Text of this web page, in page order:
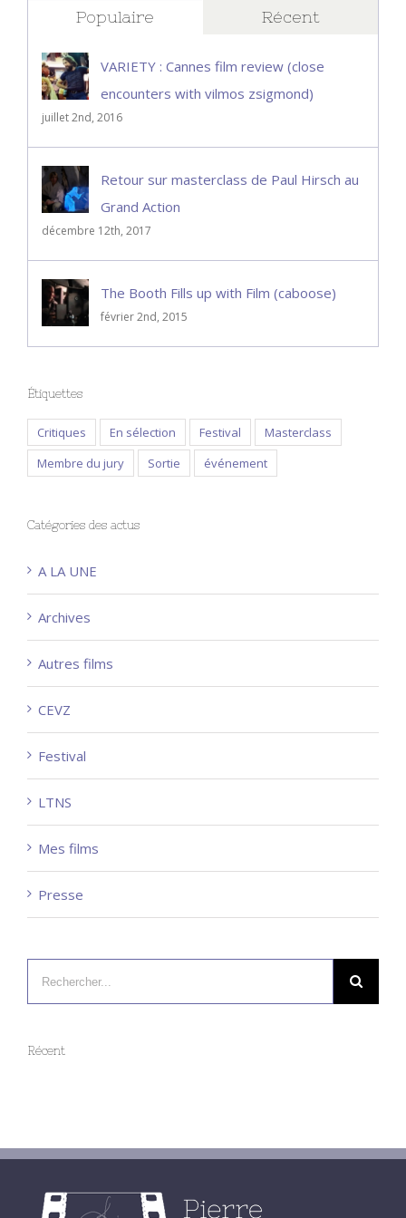
Populaire Récent
VARIETY : Cannes film review (close
encounters with vilmos zsigmond)
juillet 2nd, 2016
Retour sur masterclass de Paul Hirsch au
Grand Action
décembre 12th, 2017
The Booth Fills up with Film (caboose)
février 2nd, 2015
Étiquettes
Critiques En sélection Festival
Masterclass
Membre du jury
Sortie événement
Catégories des actus
A LA UNE
Archives
Autres films
CEVZ
Festival
LTNS
Mes films
Presse
Récent